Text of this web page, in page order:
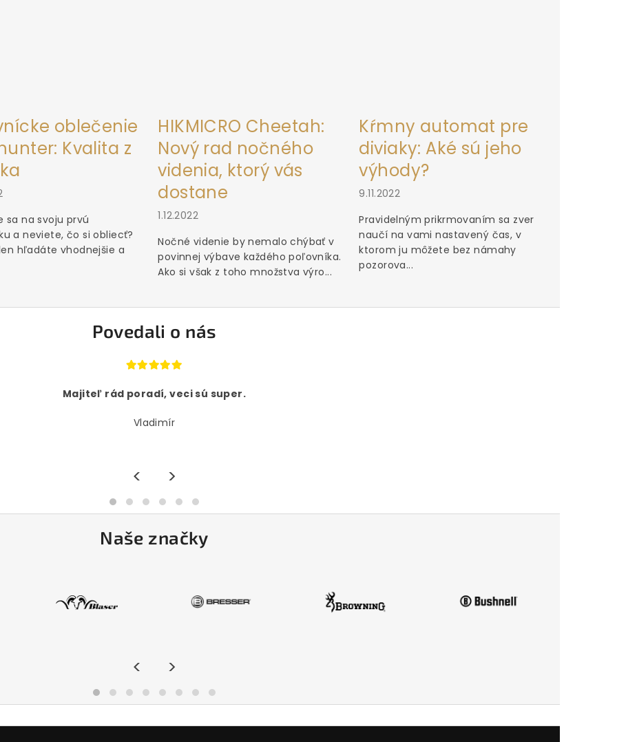
oblečenie
Kvalita z
sa na svoju prvú
a neviete, čo si obliecť?
hľadáte vhodnejšie a
HIKMICRO Cheetah:
Nový rad nočného
videnia, ktorý vás
dostane
1.12.2022
Nočné videnie by nemalo chýbať v
povinnej výbave každého poľovníka.
Ako si však z toho množstva výro...
Kŕmny automat pre
diviaky: Aké sú jeho
výhody?
9.11.2022
Pravidelným prikrmovaním sa zver
naučí na vami nastavený čas, v
ktorom ju môžete bez námahy
pozorova...
Povedali o nás
Majiteľ rád poradí, veci sú super.
Vladimír
< >
Naše značky
< >